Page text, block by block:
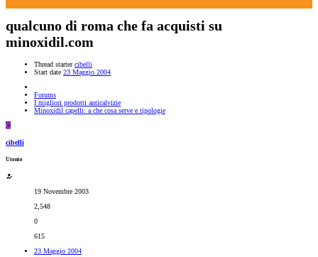
qualcuno di roma che fa acquisti su
minoxidil.com
Thread starter cibelli
Start date 23 Maggio 2004
Forums
I migliori prodotti anticalvizie
Minoxidil capelli: a che cosa serve e tipologie
C
cibelli
Utente
19 Novembre 2003
2,548
0
615
23 Maggio 2004